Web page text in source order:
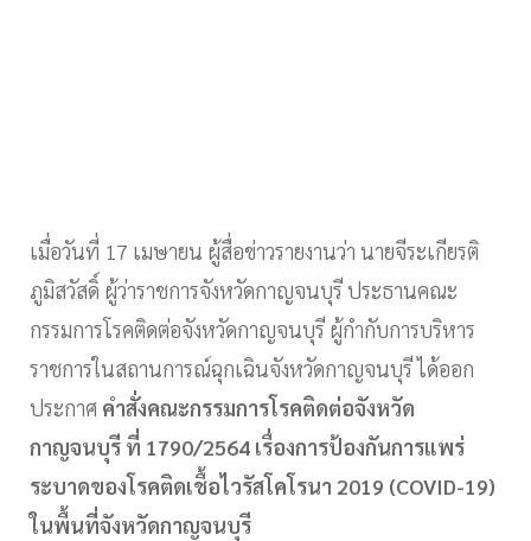
เมื่อวันที่ 17 เมษายน ผู้สื่อข่าวรายงานว่า นายจีระเกียรติ
ภูมิสวัสดิ์ ผู้ว่าราชการจังหวัดกาญจนบุรี ประธานคณะ
กรรมการโรคติดต่อจังหวัดกาญจนบุรี ผู้กำกับการบริหาร
ราชการในสถานการณ์ฉุกเฉินจังหวัดกาญจนบุรี ได้ออก
ประกาศ คำสั่งคณะกรรมการโรคติดต่อจังหวัด
กาญจนบุรี ที่ 1790/2564 เรื่องการป้องกันการแพร่
ระบาดของโรคติดเชื้อไวรัสโคโรนา 2019 (COVID-19)
ในพื้นที่จังหวัดกาญจนบุรี